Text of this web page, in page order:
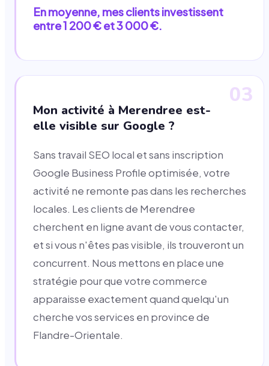
En moyenne, mes clients investissent
entre 1 200 € et 3 000 €.
03
Mon activité à Merendree est-
elle visible sur Google ?
Sans travail SEO local et sans inscription
Google Business Profile optimisée, votre
activité ne remonte pas dans les recherches
locales. Les clients de Merendree
cherchent en ligne avant de vous contacter,
et si vous n'êtes pas visible, ils trouveront un
concurrent. Nous mettons en place une
stratégie pour que votre commerce
apparaisse exactement quand quelqu'un
cherche vos services en province de
Flandre-Orientale.